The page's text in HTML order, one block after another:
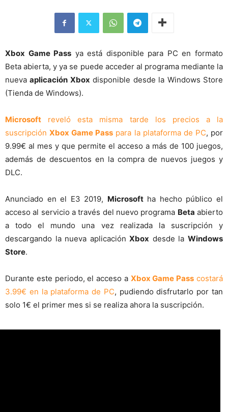
Xbox Game Pass ya está disponible para PC en formato
Beta abierta, y ya se puede acceder al programa mediante la
nuevaaplicación Xbox disponible desde la Windows Store
(Tienda de Windows).
Microsoft reveló esta misma tarde los precios a la
suscripciónXbox Game Pass para la plataforma de PC, por
9.99€ al mes y que permite el acceso a más de 100 juegos,
además de descuentos en la compra de nuevos juegos y
DLC.
Anunciado en el E3 2019, Microsoftha hecho público el
acceso al servicio a través del nuevo programa Beta abierto
a todo el mundo una vez realizada la suscripción y
descargando la nueva aplicaciónXbox desde laWindows
Store.
Durante este periodo, el acceso a Xbox Game Pass costará
3.99€ en la plataforma de PC, pudiendo disfrutarlo por tan
solo 1€ el primer mes si se realiza ahora la suscripción.